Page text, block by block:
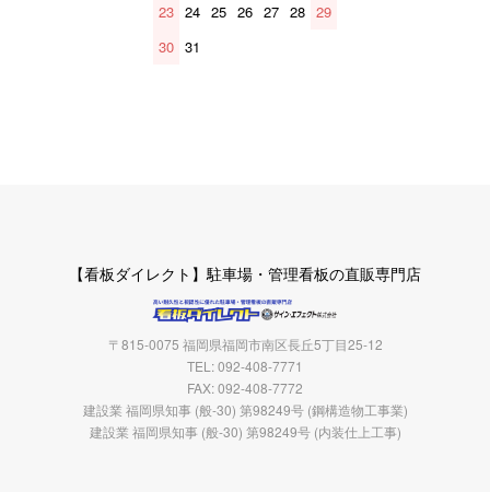
23 24 25 26 27 28 29
30 31
【看板ダイレクト】駐車場・管理看板の直販専門店
〒815-0075 福岡県福岡市南区長丘5丁目25-12
TEL: 092-408-7771
FAX: 092-408-7772
建設業 福岡県知事 (般-30) 第98249号 (鋼構造物工事業)
建設業 福岡県知事 (般-30) 第98249号 (内装仕上工事)